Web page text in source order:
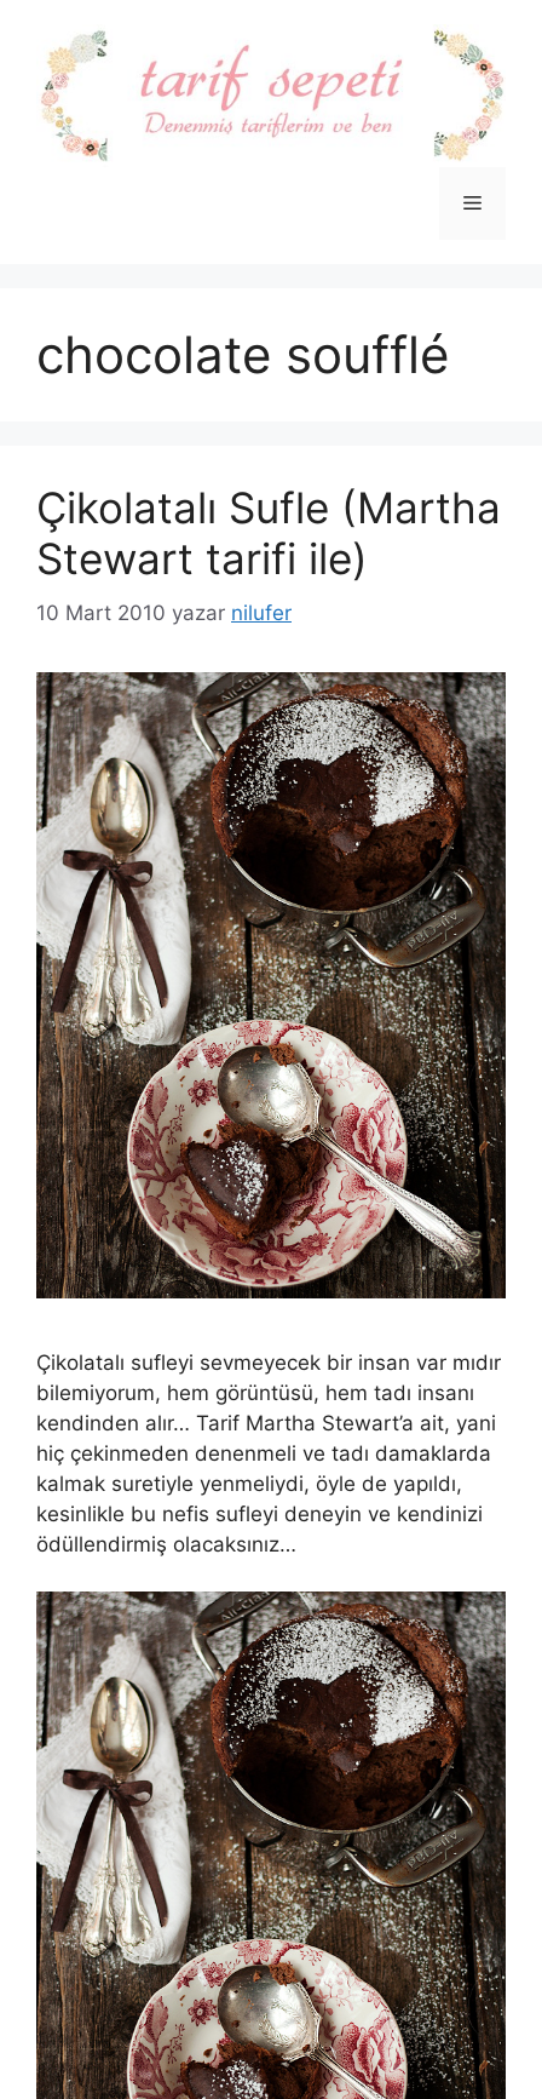
Menü
chocolate soufflé
Çikolatalı Sufle (Martha
Stewart tarifi ile)
10 Mart 2010 yazar nilufer
Çikolatalı sufleyi sevmeyecek bir insan var mıdır
bilemiyorum, hem görüntüsü, hem tadı insanı
kendinden alır… Tarif Martha Stewart’a ait, yani
hiç çekinmeden denenmeli ve tadı damaklarda
kalmak suretiyle yenmeliydi, öyle de yapıldı,
kesinlikle bu nefis sufleyi deneyin ve kendinizi
ödüllendirmiş olacaksınız…